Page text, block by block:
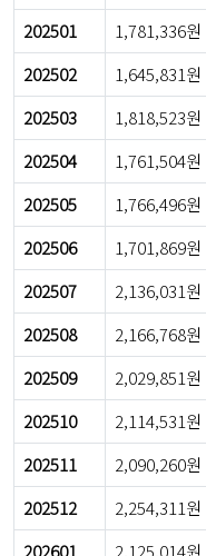
202501
1,781,336원
202502
1,645,831원
202503
1,818,523원
202504
1,761,504원
202505
1,766,496원
202506
1,701,869원
202507
2,136,031원
202508
2,166,768원
202509
2,029,851원
202510
2,114,531원
202511
2,090,260원
202512
2,254,311원
202601
2,125,014원